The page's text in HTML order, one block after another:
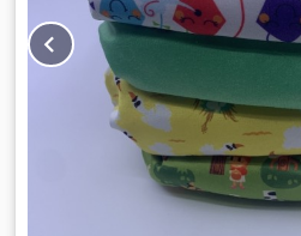
Prev